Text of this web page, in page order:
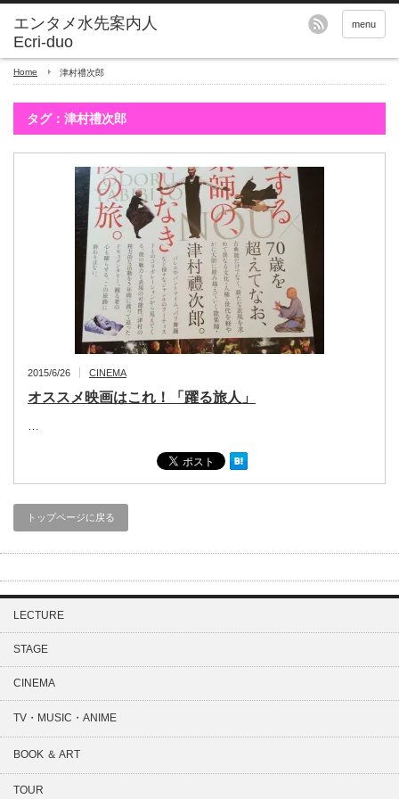
エンタメ水先案内人
Ecri-duo
menu
Home 津村禮次郎
タグ：津村禮次郎
2015/6/26 CINEMA
オススメ映画はこれ！「躍る旅人」
…
トップページに戻る
LECTURE
STAGE
CINEMA
TV・MUSIC・ANIME
BOOK ＆ ART
TOUR